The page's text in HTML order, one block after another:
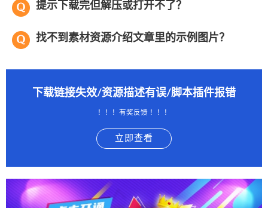
提示下载完但解压或打开不了？
找不到素材资源介绍文章里的示例图片？
下载链接失效/资源描述有误/脚本插件报错
！！！有奖反馈 ！！！
立即查看